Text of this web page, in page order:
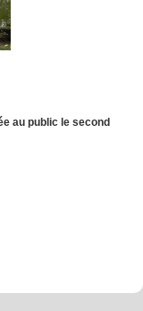
au public le second